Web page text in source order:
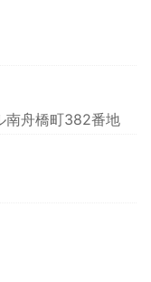
南舟橋町382番地